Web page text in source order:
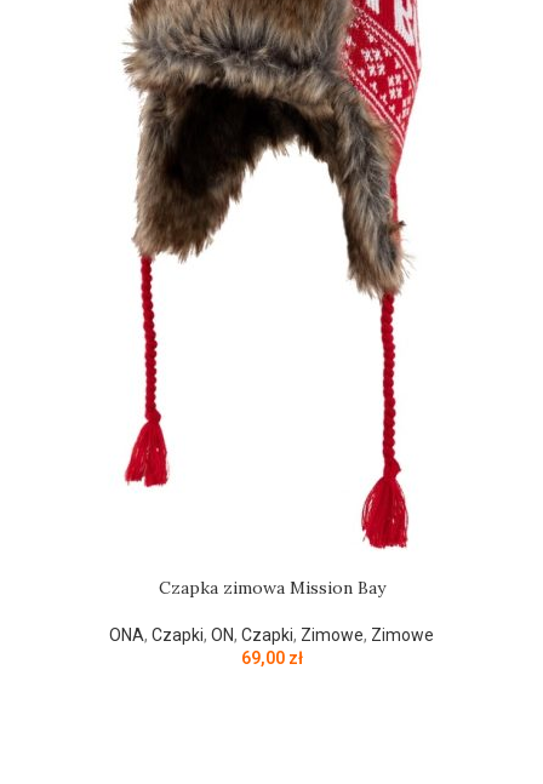
Czapka zimowa Mission Bay
ONA, Czapki, ON, Czapki, Zimowe, Zimowe
69,00 zł